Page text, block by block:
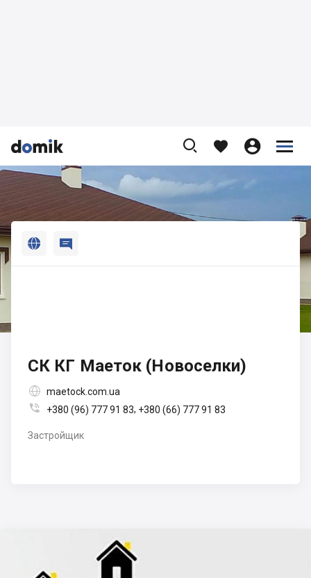


    




 
СК КГ Маеток (Новоселки)
 maetock.com.ua
 +380 (96) 777 91 83, +380 (66) 777 91 83
Застройщик